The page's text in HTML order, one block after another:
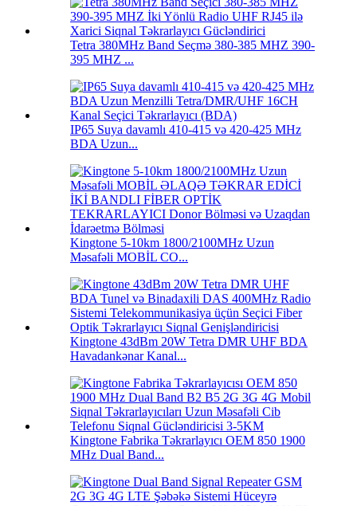
Tetra 380MHz Band Seçmə 380-385 MHZ 390-
395 MHZ ...
IP65 Suya davamlı 410-415 və 420-425 MHz
BDA Uzun...
Kingtone 5-10km 1800/2100MHz Uzun
Məsafəli MOBİL CO...
Kingtone 43dBm 20W Tetra DMR UHF BDA
Havadankənar Kanal...
Kingtone Fabrika Təkrarlayıcı OEM 850 1900
MHz Dual Band...